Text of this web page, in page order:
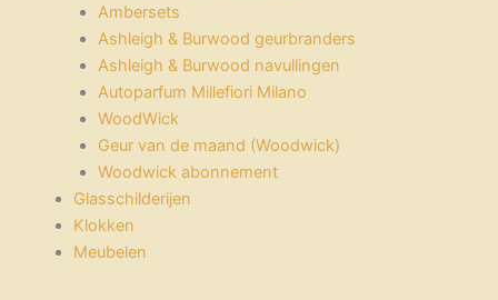
Ambersets
Ashleigh & Burwood geurbranders
Ashleigh & Burwood navullingen
Autoparfum Millefiori Milano
WoodWick
Geur van de maand (Woodwick)
Woodwick abonnement
Glasschilderijen
Klokken
Meubelen